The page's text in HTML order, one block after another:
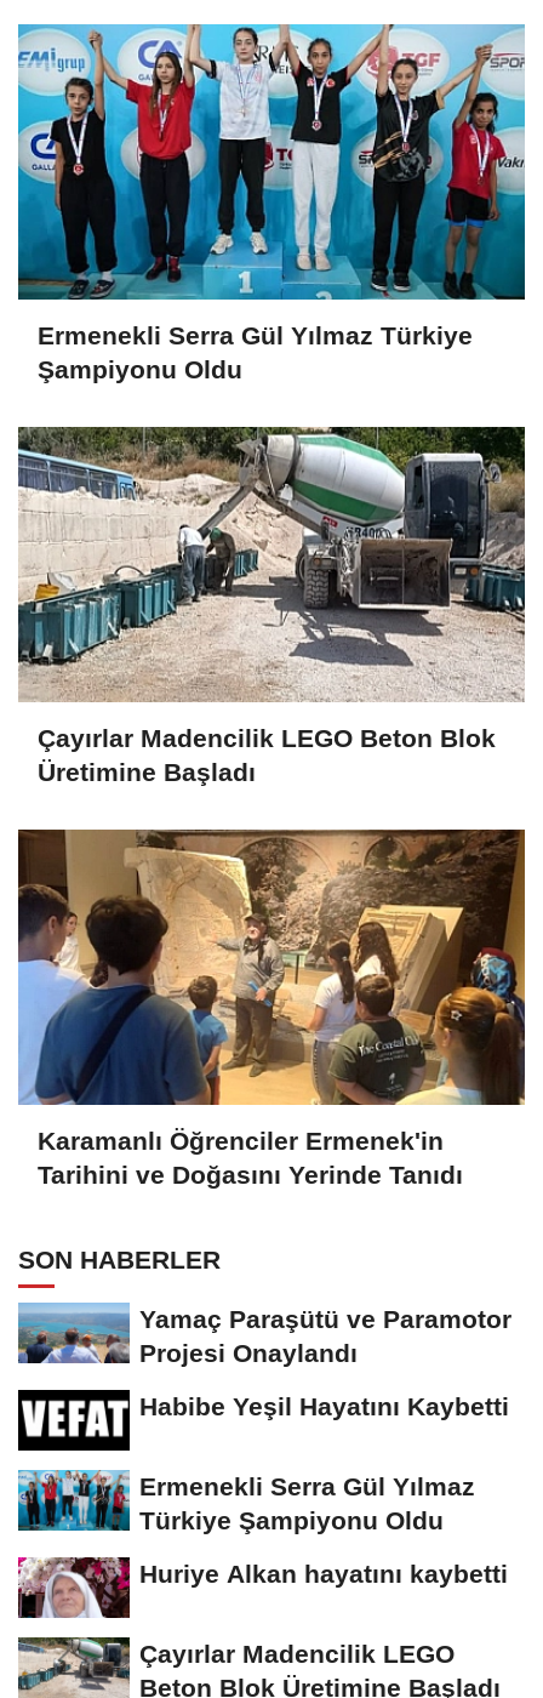
Ermenekli Serra Gül Yılmaz Türkiye
Şampiyonu Oldu
Çayırlar Madencilik LEGO Beton Blok
Üretimine Başladı
Karamanlı Öğrenciler Ermenek'in
Tarihini ve Doğasını Yerinde Tanıdı
SON HABERLER
Yamaç Paraşütü ve Paramotor
Projesi Onaylandı
Habibe Yeşil Hayatını Kaybetti
Ermenekli Serra Gül Yılmaz
Türkiye Şampiyonu Oldu
Huriye Alkan hayatını kaybetti
Çayırlar Madencilik LEGO
Beton Blok Üretimine Başladı